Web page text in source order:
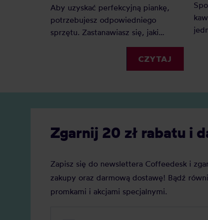
Aby uzyskać perfekcyjną piankę,
potrzebujesz odpowiedniego
sprzętu. Zastanawiasz się, jaki
spieniacz do mleka kupić?
Elektryczny, ręczny, a może
indukcyjny? Oto nasz szczegółowy
CZYTAJ
Zgarnij 20 zł rabatu i
Zapisz się do newslettera Coffeedesk i
zakupy oraz darmową dostawę! Bądź
promkami i akcjami specjalnymi.